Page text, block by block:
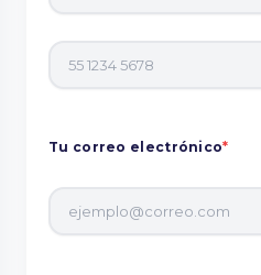
Tu correo electrónico*